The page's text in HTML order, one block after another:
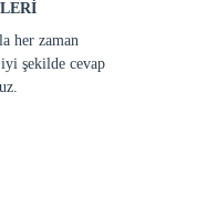
her zaman
şekilde cevap